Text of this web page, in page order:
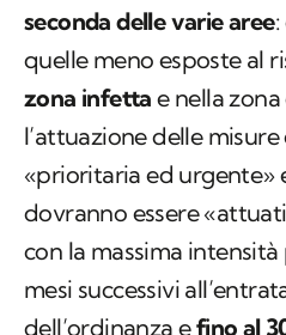
seconda delle varie aree
quelle meno esposte al
zona infetta e nella
l’attuazione delle
«prioritaria ed urgente»
dovranno essere
con la massima
mesi successivi
dell’ordinanza efino al